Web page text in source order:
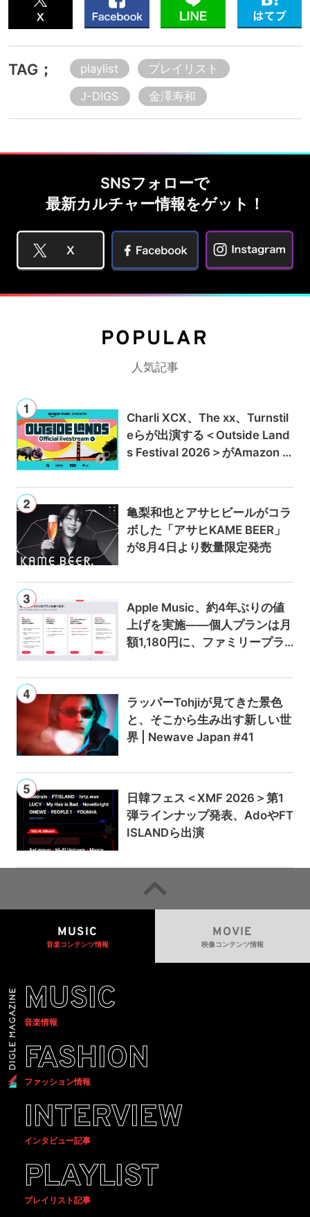
TAG； playlist
プレイリスト
J-DIGS
金澤寿和
SNSフォローで
最新カルチャー情報をゲット！
POPULAR
人気記事
Charli XCX、The xx、Turnstil
eらが出演する＜Outside Land
s Festival 2026＞がAmazon M
ブ配信
亀梨和也とアサヒビールがコラ
ボした「アサヒKAME BEER」
が8月4日より数量限定発売
Apple Music、約4年ぶりの値
上げを実施——個人プランは月
額1,180円に、ファミリープラ
ラッパーTohjiが見てきた景色
と、そこから生み出す新しい世
界 | Newave Japan #41
日韓フェス＜XMF 2026＞第1
弾ラインナップ発表、AdoやFT
ISLANDら出演
MUSIC
音楽コンテンツ情報
MOVIE
映像コンテンツ情報
MUSIC
音楽情報
FASHION
ファッション情報
INTERVIEW
インタビュー記事
PLAYLIST
プレイリスト記事